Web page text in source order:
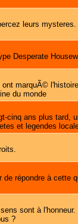
leurs
Desperate
marquÃ©
du monde
cinq ans plus tard,
et legendes
répondre à cette
sont à
?